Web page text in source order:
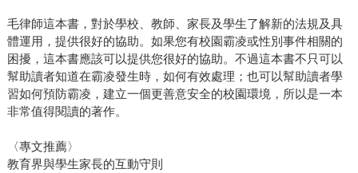
毛律師這本書，對於學校、教師、家長及學生了解新的法規及具
體運用，提供很好的協助。如果您有校園霸凌或性別事件相關的
困擾，這本書應該可以提供您很好的協助。不過這本書不只可以
幫助讀者知道在霸凌發生時，如何有效處理；也可以幫助讀者學
習如何預防霸凌，建立一個更善意安全的校園環境，所以是一本
非常值得閱讀的著作。
〈專文推薦〉
教育界與學生家長的互動守則